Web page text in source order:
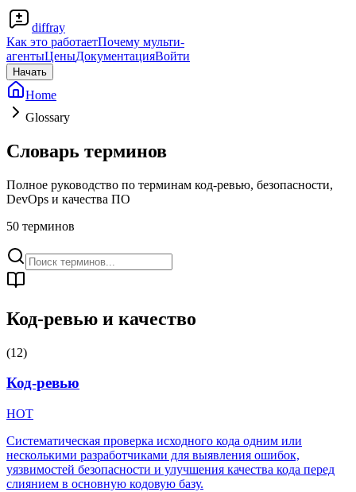
diffray
Как это работаетПочему мульти-
агентыЦеныДокументацияВойти
Начать
Home
Glossary
Словарь терминов
Полное руководство по терминам код-ревью, безопасности,
DevOps и качества ПО
50 терминов
Код-ревью и качество
(12)
Код-ревью
HOT
Систематическая проверка исходного кода одним или
несколькими разработчиками для выявления ошибок,
уязвимостей безопасности и улучшения качества кода перед
слиянием в основную кодовую базу.